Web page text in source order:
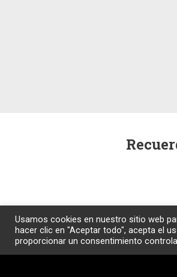
Usamos cookies en nuestro sitio web
hacer clic en "Aceptar todo", acepta el
proporcionar un consentimiento